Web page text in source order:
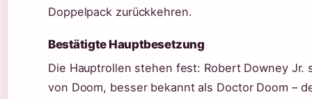
Doppelpack zurückkehren.
Bestätigte Hauptbesetzung
Die Hauptrollen stehen fest: Robert Downey Jr.
von Doom, besser bekannt als Doctor Doom –